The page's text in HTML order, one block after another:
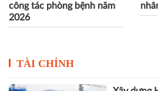
công tác phòng bệnh năm
2026
TÀI CHÍNH